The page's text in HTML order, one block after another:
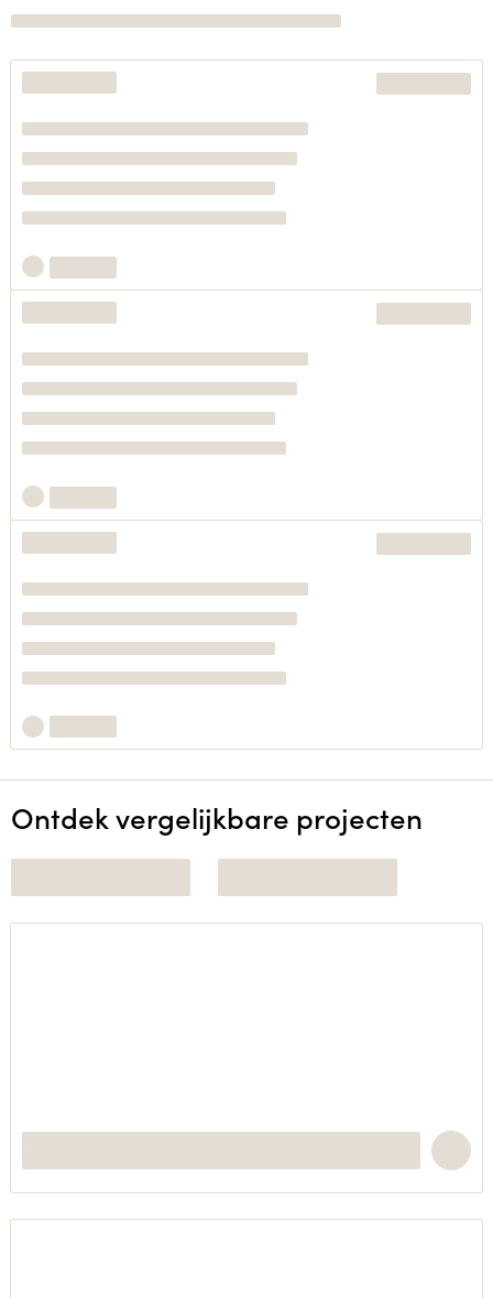
Ontdek vergelijkbare projecten